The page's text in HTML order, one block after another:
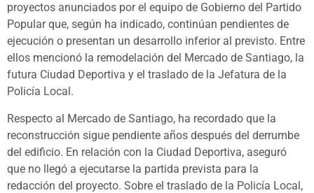
proyectos anunciados por el equipo de Gobierno del Partido
Popular que, según ha indicado, continúan pendientes de
ejecución o presentan un desarrollo inferior al previsto. Entre
ellos mencionó la remodelación del Mercado de Santiago, la
futura Ciudad Deportiva y el traslado de la Jefatura de la
Policía Local.
Respecto al Mercado de Santiago, ha recordado que la
reconstrucción sigue pendiente años después del derrumbe
del edificio. En relación con la Ciudad Deportiva, aseguró
que no llegó a ejecutarse la partida prevista para la
redacción del proyecto. Sobre el traslado de la Policía Local,